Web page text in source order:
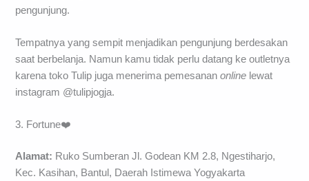
pengunjung.
Tempatnya yang sempit menjadikan pengunjung berdesakan
saat berbelanja. Namun kamu tidak perlu datang ke outletnya
karena toko Tulip juga menerima pemesananonline lewat
instagram @tulipjogja.
3. Fortune❤️
Alamat: Ruko Sumberan Jl. Godean KM 2.8, Ngestiharjo,
Kec. Kasihan, Bantul, Daerah Istimewa Yogyakarta